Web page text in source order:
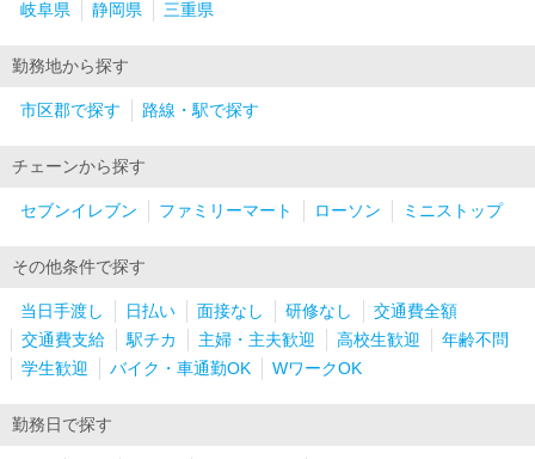
岐阜県 静岡県 三重県
勤務地から探す
市区郡で探す 路線・駅で探す
チェーンから探す
セブンイレブン ファミリーマート ローソン ミニストップ
その他条件で探す
当日手渡し 日払い 面接なし 研修なし
交通費全額
交通費支給
駅チカ 主婦・主夫歓迎 高校生歓迎
年齢不問
学生歓迎
バイク・車通勤OK WワークOK
勤務日で探す